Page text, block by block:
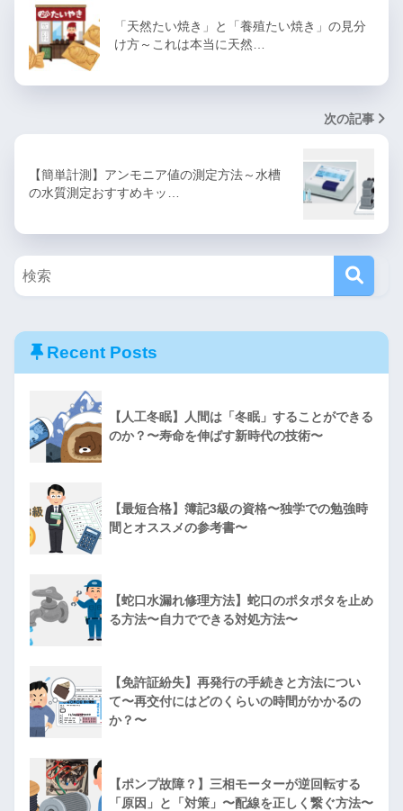
「天然たい焼き」と「養殖たい焼き」の見分
け方～これは本当に天然…
次の記事
【簡単計測】アンモニア値の測定方法～水槽
の水質測定おすすめキッ…
Recent Posts
【人工冬眠】人間は「冬眠」することができる
のか？〜寿命を伸ばす新時代の技術〜
【最短合格】簿記3級の資格〜独学での勉強時
間とオススメの参考書〜
【蛇口水漏れ修理方法】蛇口のポタポタを止め
る方法〜自力でできる対処方法〜
【免許証紛失】再発行の手続きと方法につい
て〜再交付にはどのくらいの時間がかかるの
か？〜
【ポンプ故障？】三相モーターが逆回転する
「原因」と「対策」〜配線を正しく繋ぐ方法〜